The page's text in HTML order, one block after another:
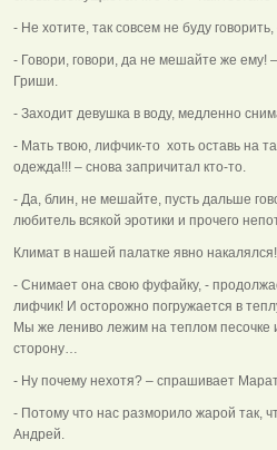
- Не хотите, так совсем не буду
- Говори, говори, да не мешайте же
Гриши.
- Заходит девушка в воду, медленно
- Мать твою, лифчик-то хоть оставь на
одежда!!! – снова запричитал кто-то.
- Да, блин, не мешайте, пусть дальше
любитель всякой эротики и прочего
Климат в нашей палатке явно
- Снимает она свою фуфайку, -
лифчик! И осторожно погружается в
Мы же лениво лежим на теплом песочке
сторону…
- Ну почему нехотя? – спрашивает
- Потому что нас разморило жарой так,
Андрей.